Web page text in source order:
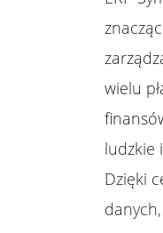
wielu
ludzkie
Dzięki